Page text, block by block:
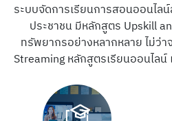
ระบบจัดการเรียนการสอนออนไล
ประชาชน มีหลักสูตร Upskill
ทรัพยากรอย่างหลากหลาย ไม่ว่า
Streaming หลักสูตรเรียนออนไล